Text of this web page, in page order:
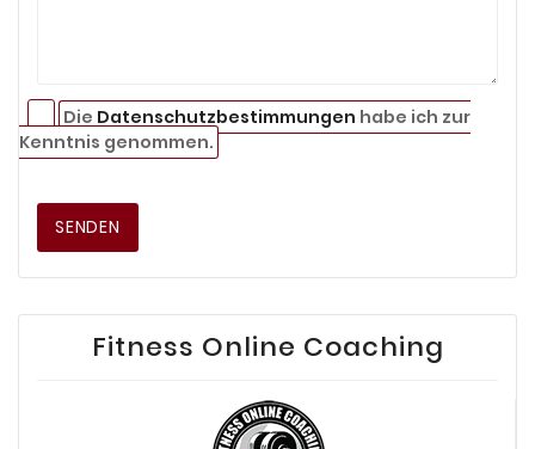
Die Datenschutzbestimmungen habe ich zur
Kenntnis genommen.
SENDEN
Fitness Online Coaching